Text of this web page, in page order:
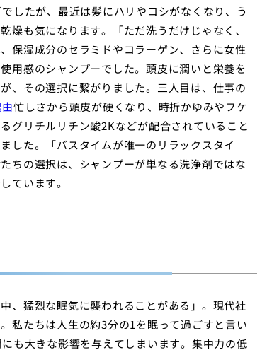
したが、最近は髪にハリやコシがなくなり、う
も気になります。「ただ洗うだけじゃなく、
保湿成分のセラミドやコラーゲン、さらに女性
用感のシャンプーでした。頭皮に潤いと栄養を
、その選択に繋がりました。三人目は、仕事の
忙しさから頭皮が硬くなり、時折かゆみやフケ
グリチルリチン酸2Kなどが配合されていること
した。「バスタイムが唯一のリラックスタイ
ちの選択は、シャンプーが単なる洗浄剤ではな
ています。
、猛烈な眠気に襲われることがある」。現代社
私たちは人生の約3分の1を眠って過ごすと言い
も大きな影響を与えてしまいます。集中力の低